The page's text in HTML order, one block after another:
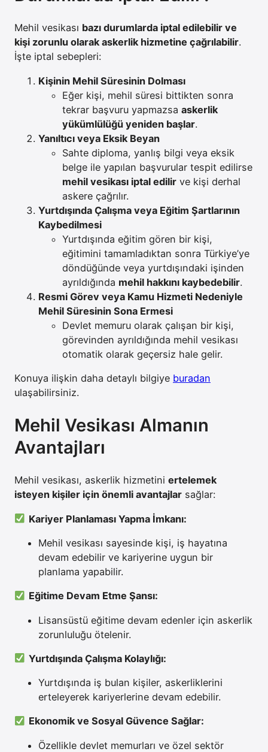
Mehil vesikası bazı durumlarda iptal edilebilir ve
kişi zorunlu olarak askerlik hizmetine çağrılabilir.
İşte iptal sebepleri:
Kişinin Mehil Süresinin Dolması
Eğer kişi, mehil süresi bittikten sonra
tekrar başvuru yapmazsa askerlik
yükümlülüğü yeniden başlar.
Yanıltıcı veya Eksik Beyan
Sahte diploma, yanlış bilgi veya eksik
belge ile yapılan başvurular tespit edilirse
mehil vesikası iptal edilir ve kişi derhal
askere çağrılır.
Yurtdışında Çalışma veya Eğitim Şartlarının
Kaybedilmesi
Yurtdışında eğitim gören bir kişi,
eğitimini tamamladıktan sonra Türkiye’ye
döndüğünde veya yurtdışındaki işinden
ayrıldığında mehil hakkını kaybedebilir.
Resmi Görev veya Kamu Hizmeti Nedeniyle
Mehil Süresinin Sona Ermesi
Devlet memuru olarak çalışan bir kişi,
görevinden ayrıldığında mehil vesikası
otomatik olarak geçersiz hale gelir.
Konuya ilişkin daha detaylı bilgiye buradan
ulaşabilirsiniz.
Mehil Vesikası Almanın
Avantajları
Mehil vesikası, askerlik hizmetini ertelemek
isteyen kişiler için önemli avantajlar sağlar:
Kariyer Planlaması Yapma İmkanı:
Mehil vesikası sayesinde kişi, iş hayatına
devam edebilir ve kariyerine uygun bir
planlama yapabilir.
Eğitime Devam Etme Şansı:
Lisansüstü eğitime devam edenler için askerlik
zorunluluğu ötelenir.
Yurtdışında Çalışma Kolaylığı:
Yurtdışında iş bulan kişiler, askerliklerini
erteleyerek kariyerlerine devam edebilir.
Ekonomik ve Sosyal Güvence Sağlar:
Özellikle devlet memurları ve özel sektör